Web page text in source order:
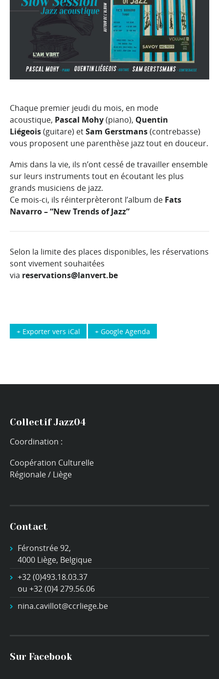
Chaque premier jeudi du mois, en mode
acoustique, Pascal Mohy(piano), Quentin
Liégeois(guitare) etSam Gerstmans(contrebasse)
vous proposent une parenthèse jazz tout en douceur.
Amis dans la vie, ils n’ont cessé de travailler ensemble
sur leurs instruments tout en écoutant les plus
grands musiciens de jazz.
Ce mois-ci, ils réinterprèteront l’album de Fats
Navarro – “New Trends of Jazz”
Selon la limite des places disponibles, les réservations
sont vivement souhaitées
via reservations@lanvert.be
+ Google Agenda
+ Exporter vers iCal
Collectif Jazz04
Coordination :
Coopération Culturelle
Régionale / Liège
Contact
Féronstrée 92,
4000 Liège, Belgique
+32 (0)493.18.03.37
ou +32 (0)4 279.56.06
nina.cavillot@ccrliege.be
Sur Facebook